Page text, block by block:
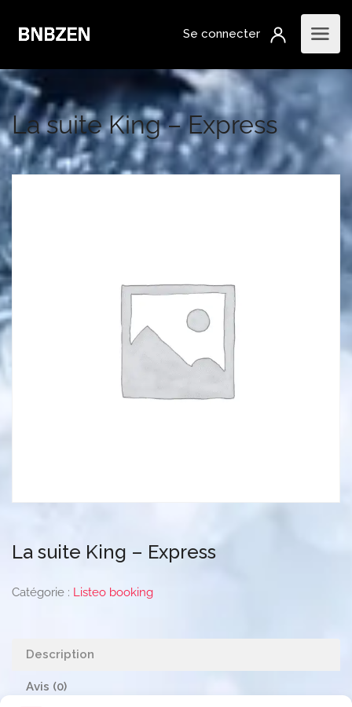
La suite King – Express
La suite King – Express
Catégorie : Listeo booking
Description
Avis (0)